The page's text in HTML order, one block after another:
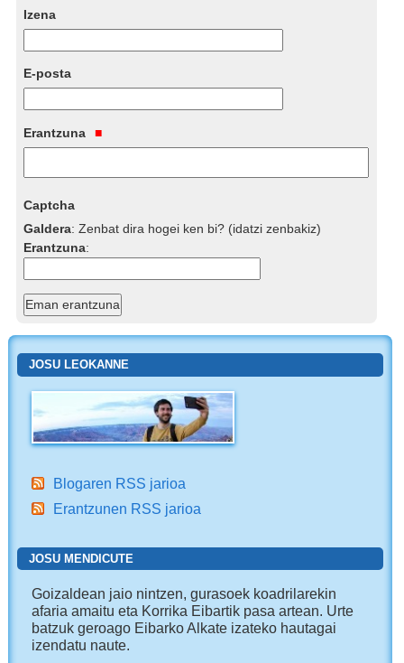
Izena
E-posta
Erantzuna
Captcha
Galdera:Zenbat dira hogei ken bi? (idatzi zenbakiz)
Erantzuna:
JOSU LEOKANNE
Blogaren RSS jarioa
Erantzunen RSS jarioa
JOSU MENDICUTE
Goizaldean jaio nintzen, gurasoek koadrilarekin
afaria amaitu eta Korrika Eibartik pasa artean. Urte
batzuk geroago Eibarko Alkate izateko hautagai
izendatu naute.